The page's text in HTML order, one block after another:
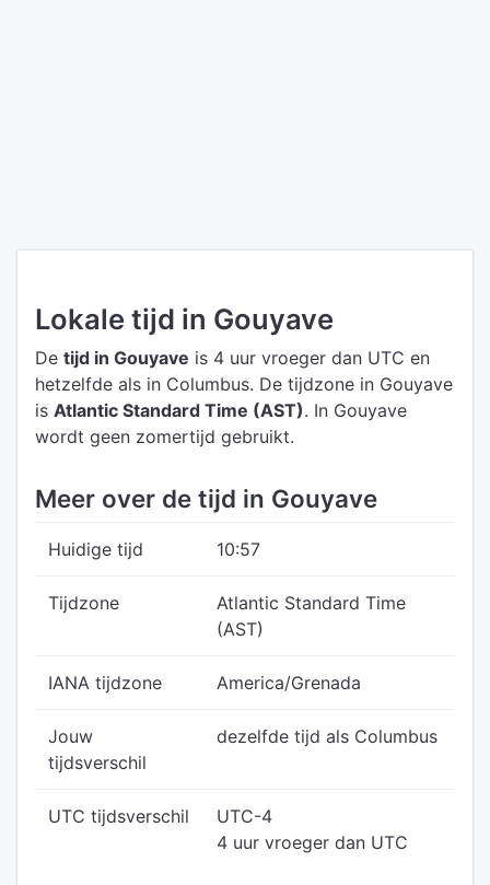
Lokale tijd in Gouyave
De tijd in Gouyave is 4 uur vroeger dan UTC en
hetzelfde als in Columbus. De tijdzone in Gouyave
is Atlantic Standard Time (AST). In Gouyave
wordt geen zomertijd gebruikt.
Meer over de tijd in Gouyave
Huidige tijd 10:57
Tijdzone
Atlantic Standard Time
(AST)
IANA tijdzone America/Grenada
Jouw
tijdsverschil
dezelfde tijd als Columbus
UTC tijdsverschil
UTC-4
4 uur vroeger dan UTC